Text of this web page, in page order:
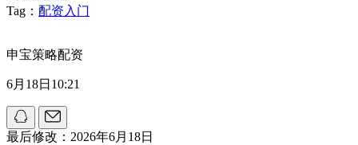
Tag： 配资入门
申宝策略配资
6月18日10:21
最后修改：2026年6月18日